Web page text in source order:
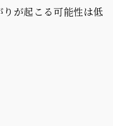
が起こる可能性は低